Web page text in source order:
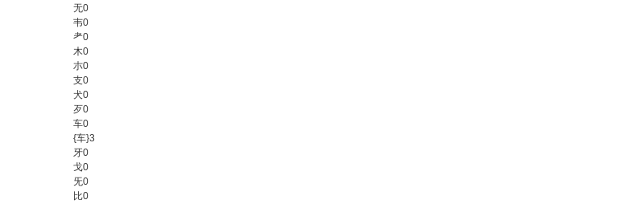
无0
韦0
耂0
木0
朩0
支0
犬0
歹0
车0
{车}3
牙0
戈0
旡0
比0